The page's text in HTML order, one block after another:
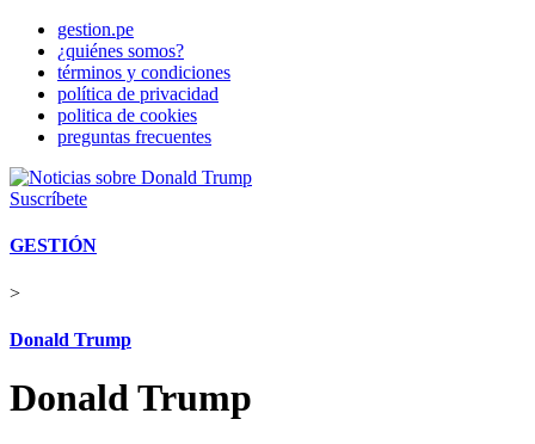
gestion.pe
¿quiénes somos?
términos y condiciones
política de privacidad
politica de cookies
preguntas frecuentes
Suscríbete
GESTIÓN
>
Donald Trump
Donald Trump